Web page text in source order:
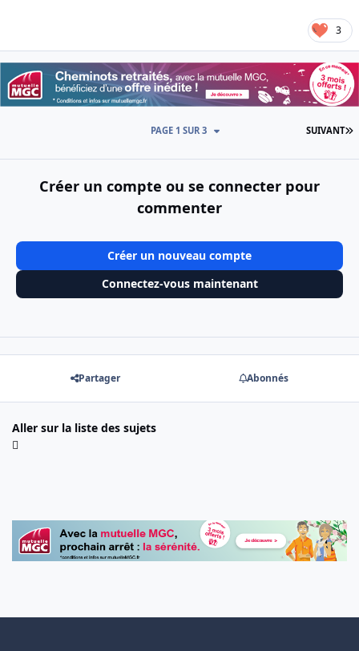
3
SUIVANT
PAGE 1 SUR 3
Créer un compte ou se connecter pour
commenter
Créer un nouveau compte
Connectez-vous maintenant
Partager Abonnés
Aller sur la liste des sujets